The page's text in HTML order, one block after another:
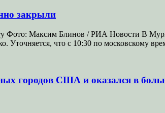
закрыли
Фото: Максим Блинов / РИА Новости В
Уточняется, что с 10:30 по московскому
городов США и оказался в